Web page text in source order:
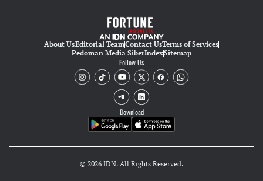
About UsEditorial TeamContact UsTerms of Services
Pedoman Media SiberIndexSitemap
Follow Us
Download
© 2026 IDN. All Rights Reserved.